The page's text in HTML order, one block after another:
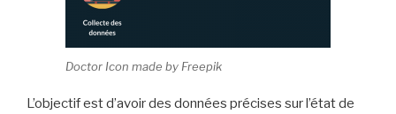
Doctor Icon made by Freepik
L’objectif est d’avoir des données précises sur l’état de